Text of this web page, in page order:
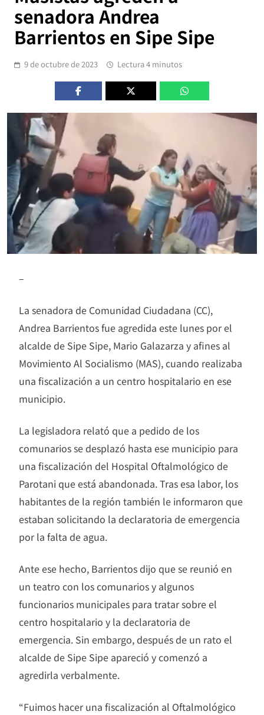
senadora Andrea
Barrientos en Sipe Sipe
9 de octubre de 2023 Lectura 4 minutos
–
La senadora de Comunidad Ciudadana (CC),
Andrea Barrientos fue agredida este lunes por el
alcalde de Sipe Sipe, Mario Galazarza y afines al
Movimiento Al Socialismo (MAS), cuando realizaba
una fiscalización a un centro hospitalario en ese
municipio.
La legisladora relató que a pedido de los
comunarios se desplazó hasta ese municipio para
una fiscalización del Hospital Oftalmológico de
Parotani que está abandonada. Tras esa labor, los
habitantes de la región también le informaron que
estaban solicitando la declaratoria de emergencia
por la falta de agua.
Ante ese hecho, Barrientos dijo que se reunió en
un teatro con los comunarios y algunos
funcionarios municipales para tratar sobre el
centro hospitalario y la declaratoria de
emergencia. Sin embargo, después de un rato el
alcalde de Sipe Sipe apareció y comenzó a
agredirla verbalmente.
“Fuimos hacer una fiscalización al Oftalmológico